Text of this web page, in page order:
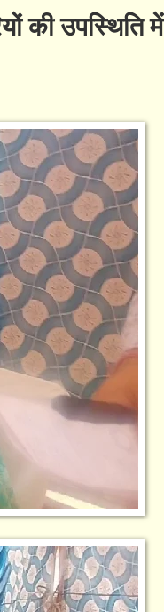
की उपस्थिति में